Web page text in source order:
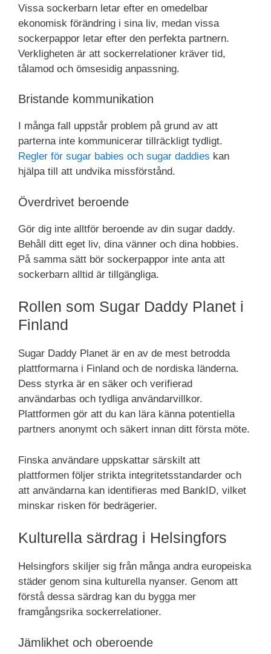
Vissa sockerbarn letar efter en omedelbar
ekonomisk förändring i sina liv, medan vissa
sockerpappor letar efter den perfekta partnern.
Verkligheten är att sockerrelationer kräver tid,
tålamod och ömsesidig anpassning.
Bristande kommunikation
I många fall uppstår problem på grund av att
parterna inte kommunicerar tillräckligt tydligt.
Regler för sugar babies och sugar daddies kan
hjälpa till att undvika missförstånd.
Överdrivet beroende
Gör dig inte alltför beroende av din sugar daddy.
Behåll ditt eget liv, dina vänner och dina hobbies.
På samma sätt bör sockerpappor inte anta att
sockerbarn alltid är tillgängliga.
Rollen som Sugar Daddy Planet i
Finland
Sugar Daddy Planet är en av de mest betrodda
plattformarna i Finland och de nordiska länderna.
Dess styrka är en säker och verifierad
användarbas och tydliga användarvillkor.
Plattformen gör att du kan lära känna potentiella
partners anonymt och säkert innan ditt första möte.
Finska användare uppskattar särskilt att
plattformen följer strikta integritetsstandarder och
att användarna kan identifieras med BankID, vilket
minskar risken för bedrägerier.
Kulturella särdrag i Helsingfors
Helsingfors skiljer sig från många andra europeiska
städer genom sina kulturella nyanser. Genom att
förstå dessa särdrag kan du bygga mer
framgångsrika sockerrelationer.
Jämlikhet och oberoende